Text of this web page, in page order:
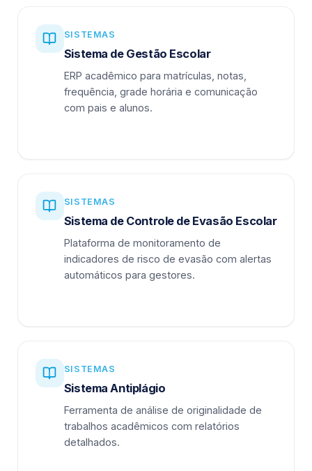
SISTEMAS
Sistema de Gestão Escolar
ERP acadêmico para matrículas, notas,
frequência, grade horária e comunicação
com pais e alunos.
SISTEMAS
Sistema de Controle de Evasão Escolar
Plataforma de monitoramento de
indicadores de risco de evasão com alertas
automáticos para gestores.
SISTEMAS
Sistema Antiplágio
Ferramenta de análise de originalidade de
trabalhos acadêmicos com relatórios
detalhados.